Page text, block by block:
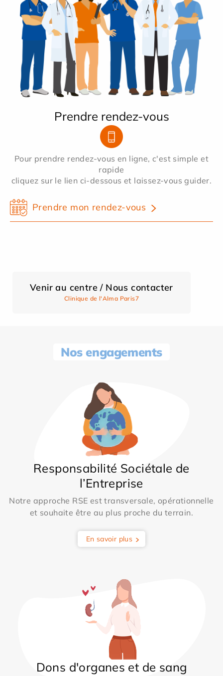
Prendre rendez-vous
Pour prendre rendez-vous en ligne, c'est simple et
rapide
cliquez sur le lien ci-dessous et laissez-vous guider.
Prendre mon rendez-vous
Venir au centre / Nous contacter
Clinique de l'Alma Paris7
Nos engagements
Responsabilité Sociétale de
l’Entreprise
Notre approche RSE est transversale, opérationnelle
et souhaite être au plus proche du terrain.
En savoir plus
Dons d'organes et de sang